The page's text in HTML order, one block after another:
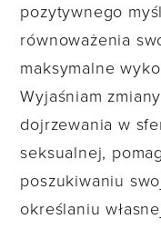
pozytywnego
równoważenia
maksymalne
Wyjaśniam
dojrzewania w
seksualnej,
poszukiwaniu
określaniu